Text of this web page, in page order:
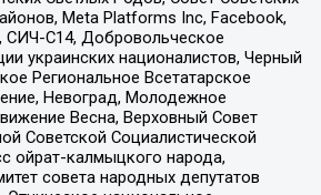
Meta Platforms Inc, Facebook,
СИЧ-С14, Добровольческое
украинских националистов, Черный
Региональное Всетатарское
Невоград, Молодежное
Весна, Верховный Совет
Советской Социалистической
ойрат-калмыцкого народа,
совета народных депутатов